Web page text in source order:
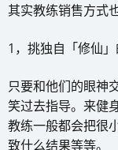
其实教练销售方式
1，挑独自「修仙」
只要和他们的眼神
笑过去指导。来健
教练一般都会把很
致什么结果等等。